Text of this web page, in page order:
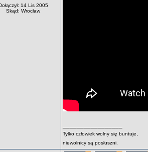
14 Lis 2005
Skąd: Wrocław
Tylko człowiek wolny się buntuje,
niewolnicy są posłuszni.